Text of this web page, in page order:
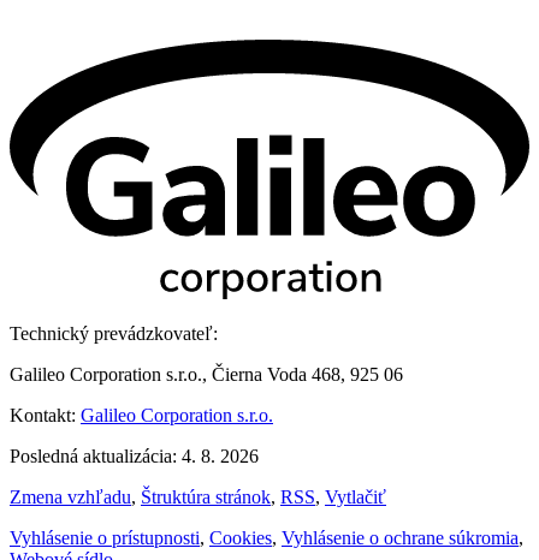
Technický prevádzkovateľ:
Galileo Corporation s.r.o., Čierna Voda 468, 925 06
Kontakt: Galileo Corporation s.r.o.
Posledná aktualizácia: 4. 8. 2026
Zmena vzhľadu, Štruktúra stránok, RSS, Vytlačiť
Vyhlásenie o prístupnosti, Cookies, Vyhlásenie o ochrane súkromia,